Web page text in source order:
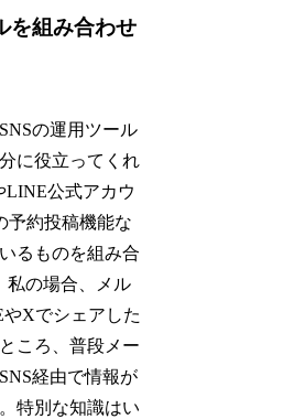
を組み合わせ
の運用ツール
に役立ってくれ
LINE公式アカウ
予約投稿機能な
るものを組み合
私の場合、メル
Xでシェアした
ころ、普段メー
経由で情報が
特別な知識はい